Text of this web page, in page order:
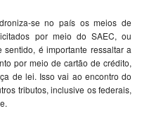
se no país os meios de
por meio do SAEC, ou
sentido, é importante ressaltar a
por meio de cartão de crédito,
de lei. Isso vai ao encontro do
tributos, inclusive os federais,